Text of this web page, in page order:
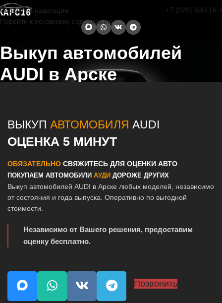
Перейти к навигации
Перейти к основному содержанию
+7 (929) 600-16-
Выкуп автомобилей
AUDI в Арске
ВЫКУП АВТОМОБИЛЯ AUDI
ОЦЕНКА 5 МИНУТ
ОБЯЗАТЕЛЬНО СВЯЖИТЕСЬ ДЛЯ ОЦЕНКИ АВТО
ПОКУПАЕМ АВТОМОБИЛИ АУДИ ДОРОЖЕ ДРУГИХ
Выкуп автомобилей AUDI в Арске любых моделей, независимо
от состояния и года выпуска. Оперативно по выгодной
стоимости.
Независимо от Вашего решения, предоставим
оценку бесплатно.
Позвонить